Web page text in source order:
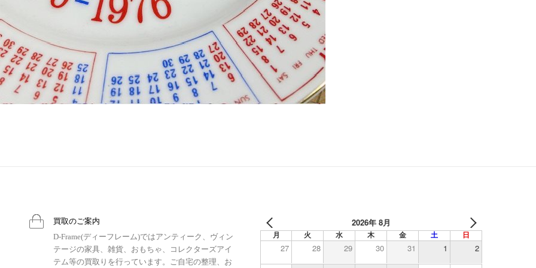
買取のご案内
D-Frame(ディーフレーム)ではアンティーク、ヴィン
テージの家具、雑貨、おもちゃ、コレクターズアイ
テム等の買取りを行っています。ご自宅の整理、お
2026年 8月
月 火 水 木 金 土 日
27 28 29 30 31 1 2